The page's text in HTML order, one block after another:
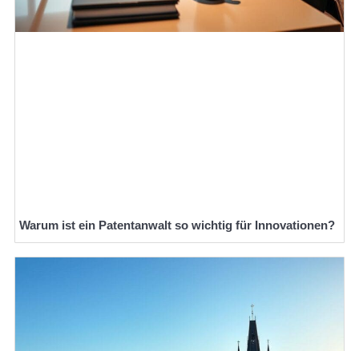
Warum ist ein Patentanwalt so wichtig für Innovationen?